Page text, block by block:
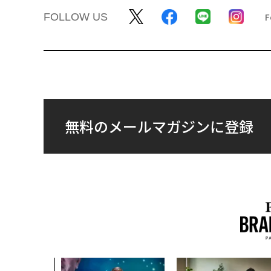
FOLLOW US
無料のメールマガジンに登録